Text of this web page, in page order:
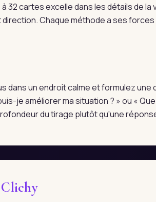
à 32 cartes excelle dans les détails de
Chaque méthode a ses
dans un endroit calme et formulez
je améliorer ma situation ? » ou «
du tirage plutôt qu'une
Clichy